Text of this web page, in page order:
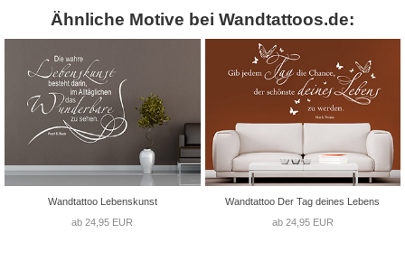
Ähnliche Motive bei Wandtattoos.de:
Wandtattoo Lebenskunst
ab 24,95 EUR
Wandtattoo Der Tag deines Lebens
ab 24,95 EUR